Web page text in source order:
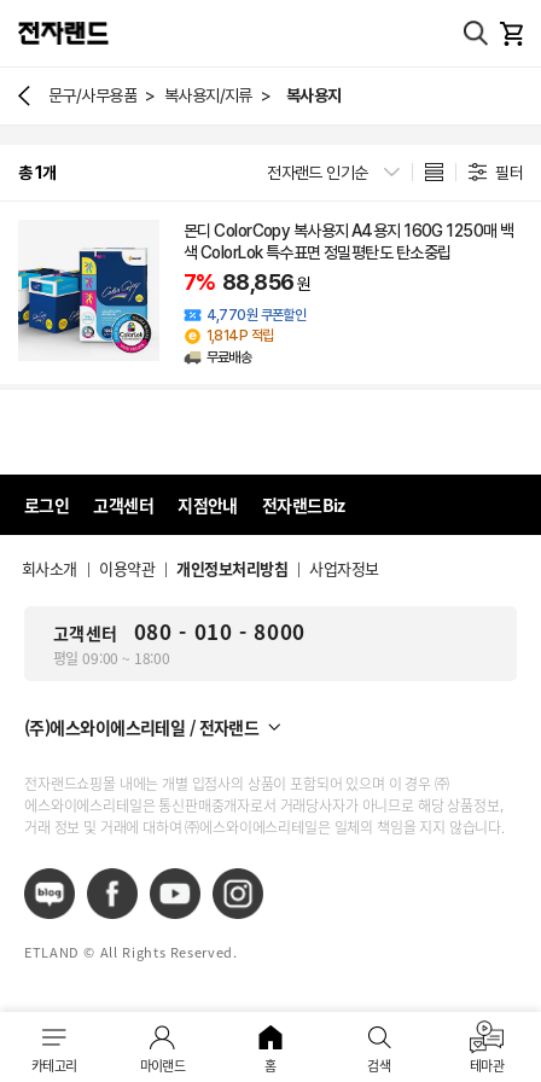
문구/사무용품 > 복사용지/지류 > 복사용지
총 1개 전자랜드 인기순 필터
몬디 ColorCopy 복사용지 A4용지 160G 1250매 백
색 ColorLok 특수표면 정밀평탄도 탄소중립
7% 88,856원
4,770원 쿠폰할인
1,814P 적립
무료배송
로그인 고객센터 지점안내 전자랜드Biz
회사소개 | 이용약관 | 개인정보처리방침 | 사업자정보
고객센터 080 - 010 - 8000
평일 09:00 ~ 18:00
(주)에스와이에스리테일 / 전자랜드
전자랜드쇼핑몰 내에는 개별 입점사의 상품이 포함되어 있으며 이 경우 ㈜
에스와이에스리테일은 통신판매중개자로서 거래당사자가 아니므로 해당 상품정보,
거래 정보 및 거래에 대하여 ㈜에스와이에스리테일은 일체의 책임을 지지 않습니다.
ETLAND © All Rights Reserved.
카테고리 마이랜드 홈 검색 테마관